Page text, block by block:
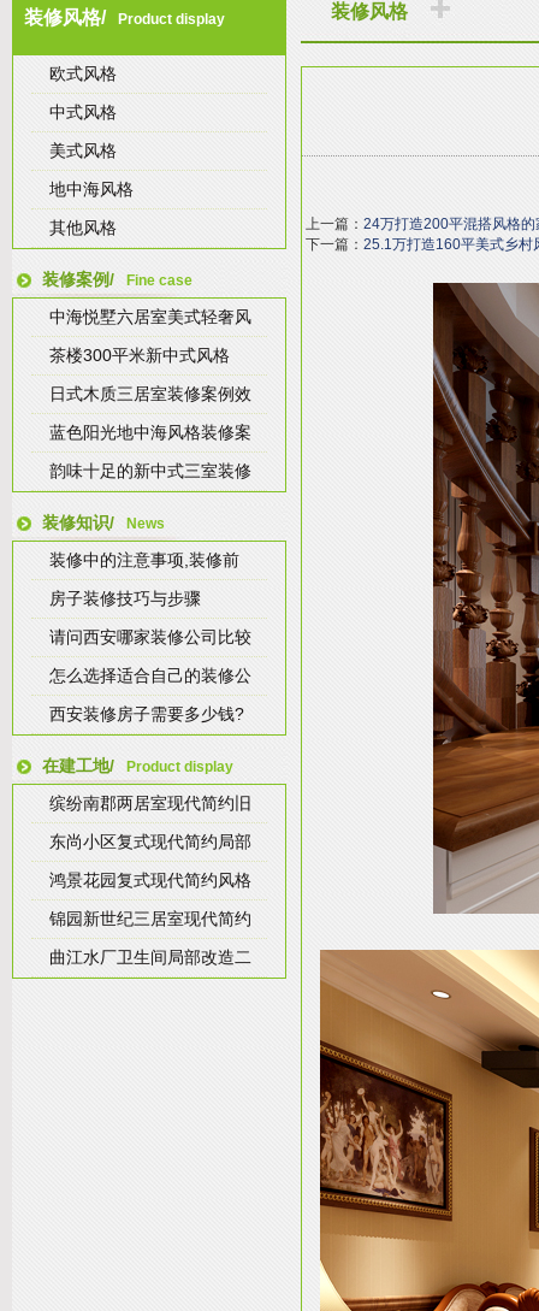
装修风格/ Product display
欧式风格
中式风格
美式风格
地中海风格
其他风格
装修案例/ Fine case
中海悦墅六居室美式轻奢风
茶楼300平米新中式风格
日式木质三居室装修案例效
蓝色阳光地中海风格装修案
韵味十足的新中式三室装修
装修知识/ News
装修中的注意事项,装修前
房子装修技巧与步骤
请问西安哪家装修公司比较
怎么选择适合自己的装修公
西安装修房子需要多少钱?
在建工地/ Product display
缤纷南郡两居室现代简约旧
东尚小区复式现代简约局部
鸿景花园复式现代简约风格
锦园新世纪三居室现代简约
曲江水厂卫生间局部改造二
装修风格
上一篇： 24万打造200平混搭风格的
下一篇： 25.1万打造160平美式乡村